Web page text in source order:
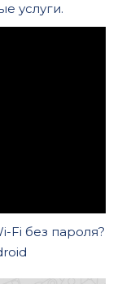
услуги.
без пароля?